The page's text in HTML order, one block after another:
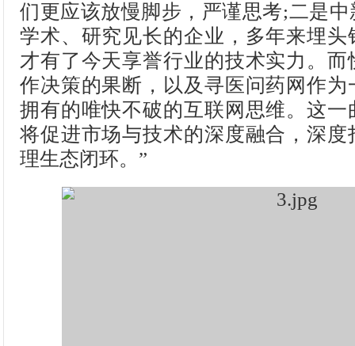
们更应该放慢脚步，严谨思考;二是
学术、研究见长的企业，多年来埋头
才有了今天享誉行业的技术实力。
作决策的果断，以及寻医问药网作为
拥有的唯快不破的互联网思维。这一
将促进市场与技术的深度融合，深度
理生态闭环。”